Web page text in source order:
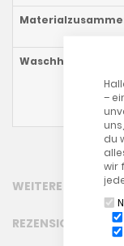
–
du
wir
Waschhinweise
WEITERE
REZENSIONEN